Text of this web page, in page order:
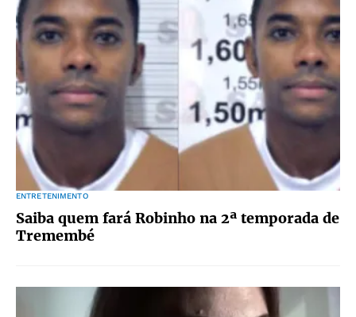
ENTRETENIMENTO
Saiba quem fará Robinho na 2ª temporada de
Tremembé